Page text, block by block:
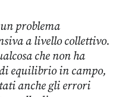
problema
a livello collettivo.
che non ha
equilibrio in campo,
anche gli errori